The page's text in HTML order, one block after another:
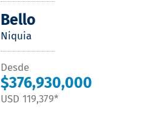
Bello
Niquia
Desde
$376,930,000
USD 119,379*